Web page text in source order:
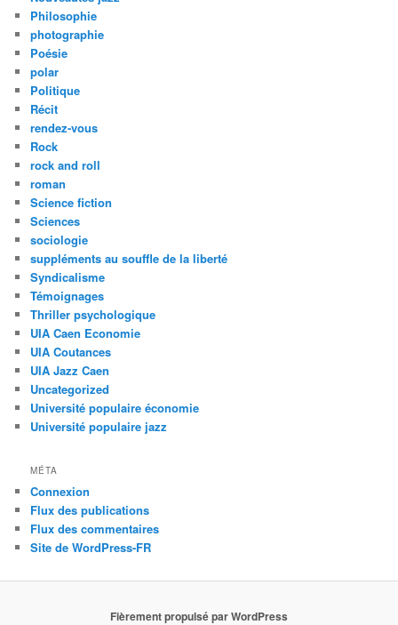
Philosophie
photographie
Poésie
polar
Politique
Récit
rendez-vous
Rock
rock and roll
roman
Science fiction
Sciences
sociologie
suppléments au souffle de la liberté
Syndicalisme
Témoignages
Thriller psychologique
UIA Caen Economie
UIA Coutances
UIA Jazz Caen
Uncategorized
Université populaire économie
Université populaire jazz
MÉTA
Connexion
Flux des publications
Flux des commentaires
Site de WordPress-FR
Fièrement propulsé par WordPress